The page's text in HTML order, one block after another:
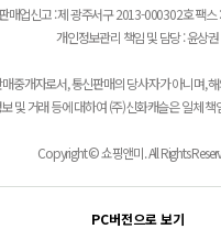
매업신고 : 제 광주서구 2013-000302호 팩
개인정보관리 책임 및 담당 : 윤상권
중개자로서, 통신판매의 당사자가 아니며,
및 거래 등에 대하여 (주)신화캐슬은 일체 책
Copyright © 쇼핑앤미. All Rights
PC버전으로 보기